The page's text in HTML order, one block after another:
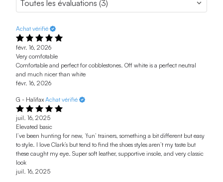
Achat vérifié
févr. 16, 2026
Very comfotable
Comfortable and perfect for cobblestones. Off white is a perfect neutral
and much nicer than white
févr. 16, 2026
G - Halifax Achat vérifié
juil. 16, 2025
Elevated basic
I’ve been hunting for new, ‘fun’ trainers, something a bit different but easy
to style. I love Clark’s but tend to find the shoes styles aren’t my taste but
these caught my eye. Super soft leather, supportive insole, and very classic
look
juil. 16, 2025